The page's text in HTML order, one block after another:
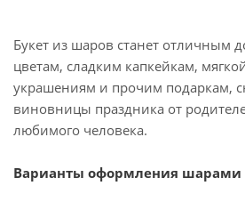
Букет из шаров станет отличным
цветам, сладким капкейкам,
украшениям и прочим подаркам,
виновницы праздника от
любимого человека.
Варианты оформления шарами